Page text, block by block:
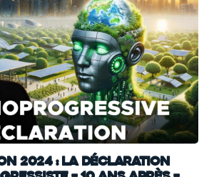
2024 : La déclaration